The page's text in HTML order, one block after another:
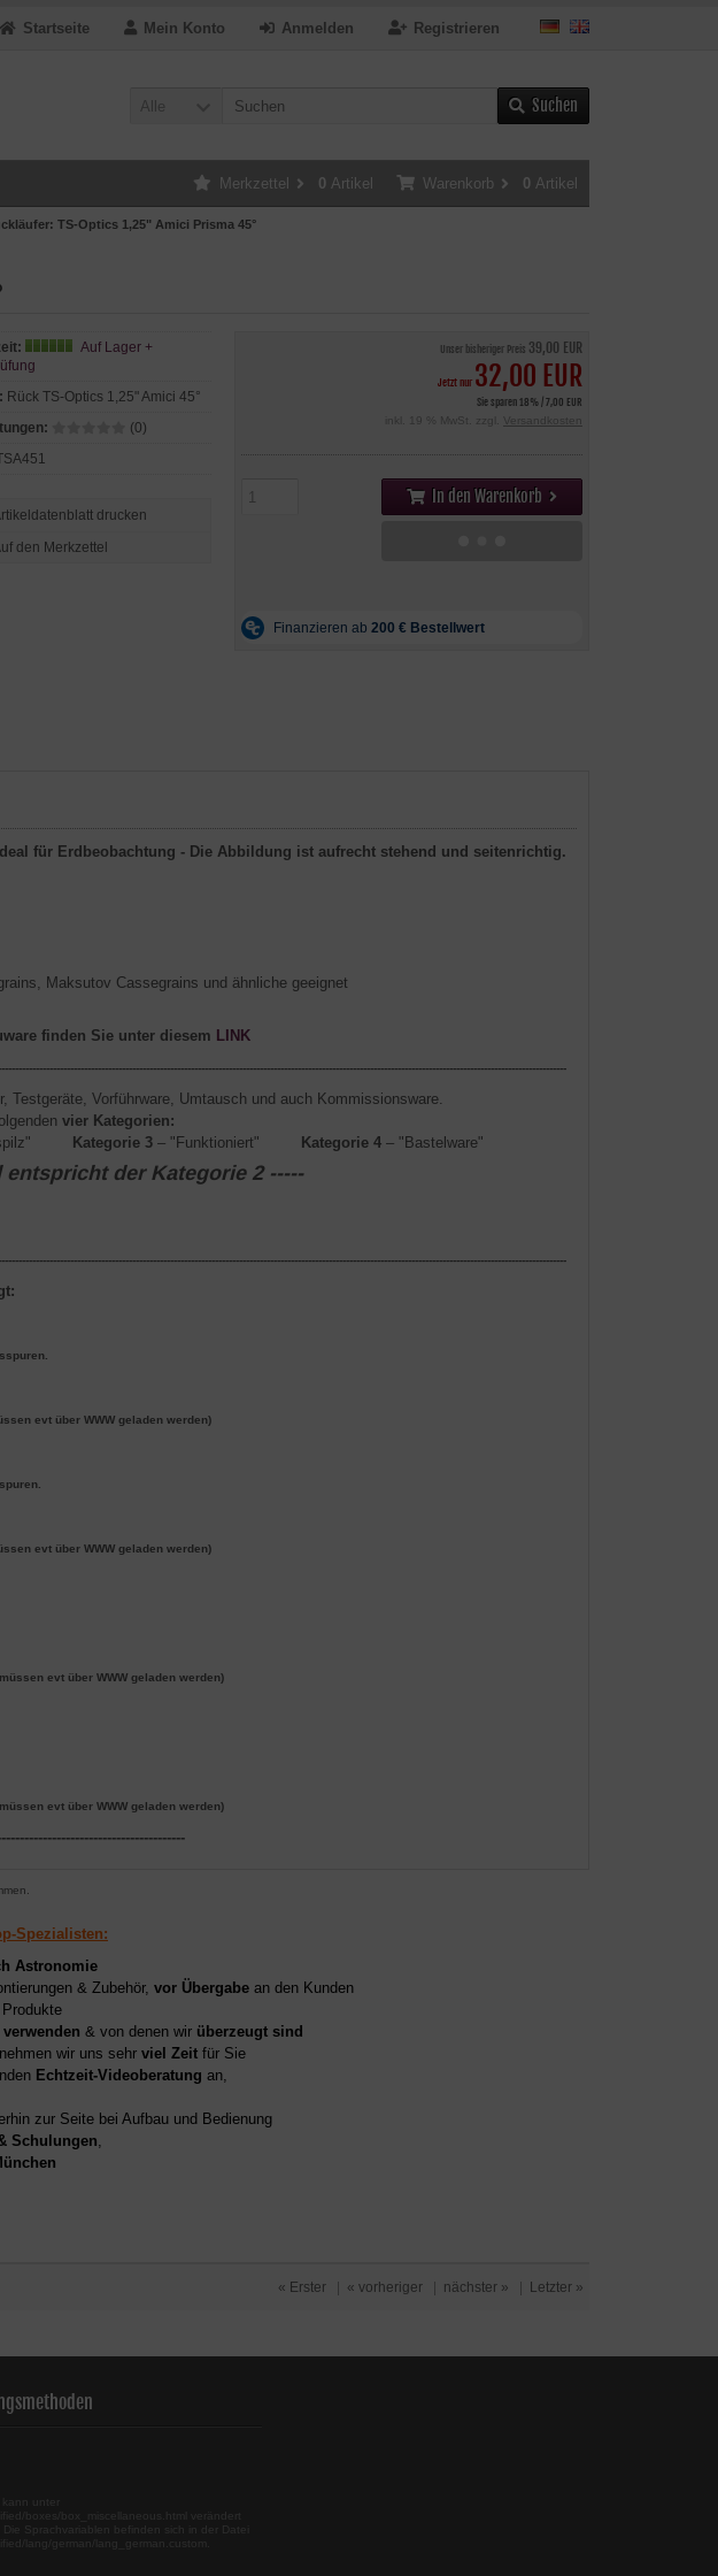
Registrieren
Anmelden
Mein Konto
Startseite
Alle Suchen
Warenkorb 0 Artikel
Merkzettel 0 Artikel
TS-Optics 1,25" Amici Prisma 45°
Unser bisheriger Preis 39,00 EUR
Jetzt nur 32,00 EUR
Sie sparen 18% / 7,00 EUR
inkl. 19 % MwSt. zzgl.
Versandkosten
In den Warenkorb
Auf Lager +
Rück TS-Optics 1,25" Amici 45°
(0)
drucken
für Erdbeobachtung - Die Abbildung ist aufrecht stehend und seitenrichtig.
Maksutov Cassegrains und ähnliche geeignet
finden Sie unter diesem LINK
Testgeräte, Vorführware, Umtausch und auch Kommissionsware.
vier Kategorien:
Kategorie 3 – "Funktioniert" Kategorie 4 – "Bastelware"
der Kategorie 2 -----
evt über WWW geladen werden)
evt über WWW geladen werden)
evt über WWW geladen werden)
evt über WWW geladen werden)
Spezialisten:
Astronomie
& Zubehör, vor Übergabe an den Kunden
& von denen wir überzeugt sind
wir uns sehr viel Zeit für Sie
Echtzeit-Videoberatung an,
zur Seite bei Aufbau und Bedienung
Schulungen,
« Erster « vorheriger nächster » Letzter »
unter
boxes/box_miscellaneous.html verändert
Die Sprachvariablen befinden sich in der Datei